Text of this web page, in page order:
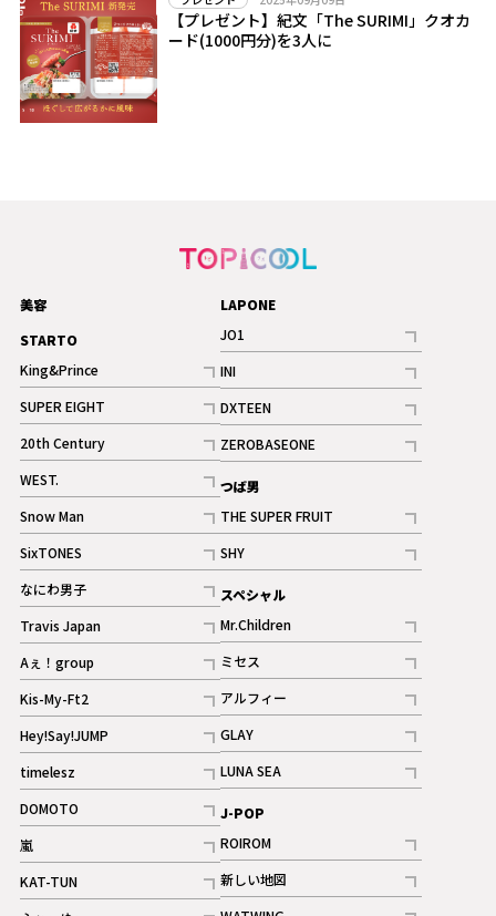
【プレゼント】紀文「The SURIMI」クオカ
ード(1000円分)を3人に
美容
STARTO
King&Prince
記事
SUPER EIGHT
記事
20th Century
記事
WEST.
記事
Snow Man
記事
ギャラリー
SixTONES
記事
ギャラリー
なにわ男子
記事
Travis Japan
記事
Aぇ！group
記事
Kis-My-Ft2
記事
ギャラリー
Hey!Say!JUMP
記事
timelesz
記事
DOMOTO
記事
嵐
記事
KAT-TUN
記事
LAPONE
JO1
記事
INI
記事
ギャラリー
DXTEEN
記事
ギャラリー
ZEROBASEONE
記事
つば男
THE SUPER FRUIT
記事
SHY
記事
スペシャル
Mr.Children
記事
ミセス
記事
アルフィー
記事
GLAY
記事
LUNA SEA
記事
J-POP
ROIROM
記事
新しい地図
記事